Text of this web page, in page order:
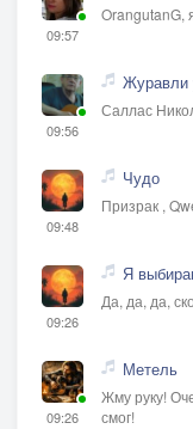
09:57
OrangutanG,
09:56
Журавли
Саллас
09:48
Чудо
Призрак ,
09:26
Я
Да, да, да,
09:26
Метель
Жму руку!
смог!